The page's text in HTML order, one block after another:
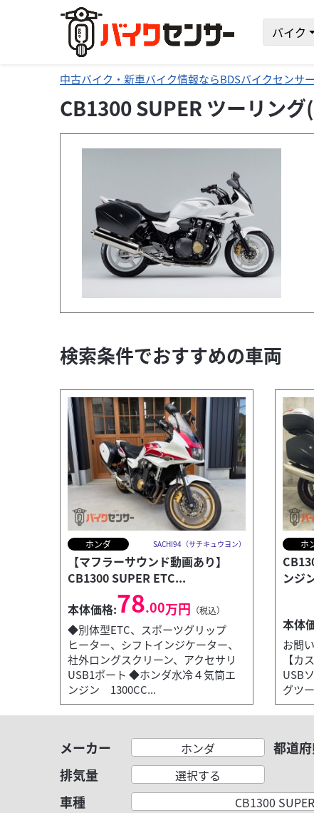
バイク
中古バイク・新車バイク情報ならBDSバイクセンサー
CB1300 SUPER ツーリン
検索条件でおすすめの車両
ホンダ SACHI94（サチキュウヨン）
【マフラーサウンド動画あり】
CB1300 SUPER ETC...
本体価格:78.00万円 （税込）
◆別体型ETC、スポーツグリップ
ヒーター、シフトインジケーター、
社外ロングスクリーン、アクセサリ
USB1ポート ◆ホンダ水冷４気筒エ
ンジン 1300CC...
ホ
ンジ
本体
お問
【カ
USB
グツ
メーカー ホンダ 都道
排気量 選択する
車種 CB1300